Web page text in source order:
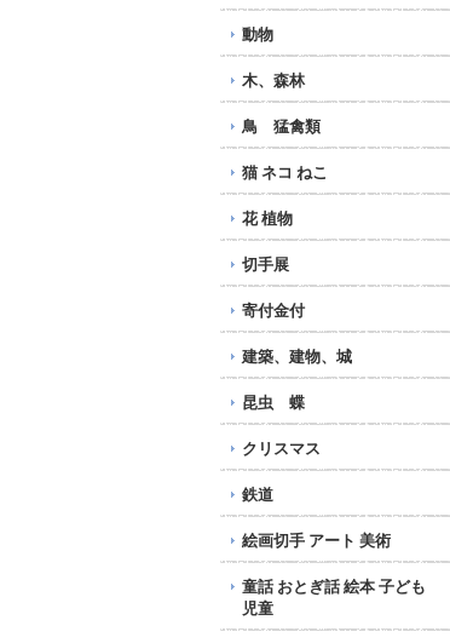
動物
木、森林
鳥 猛禽類
猫 ネコ ねこ
花 植物
切手展
寄付金付
建築、建物、城
昆虫 蝶
クリスマス
鉄道
絵画切手 アート 美術
童話 おとぎ話 絵本 子ども
児童
ニューカレドニア切手 1
フィンランド切手 1996
年 ユニセフ50周年 1
128円